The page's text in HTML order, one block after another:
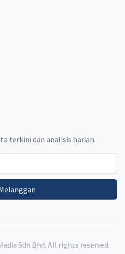
terkini dan analisis harian.
Sdn Bhd. All rights reserved.